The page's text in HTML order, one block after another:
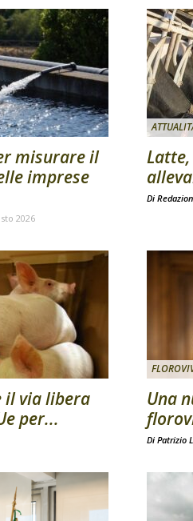
misurare il
imprese
2026
Di
il via libera
per...
Una
Di Patrizio